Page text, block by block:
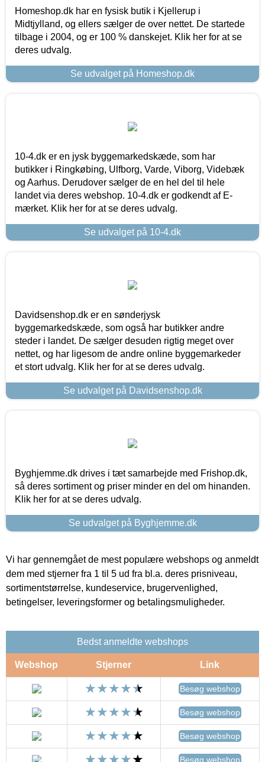
Homeshop.dk har en fysisk butik i Kjellerup i
Midtjylland, og ellers sælger de over nettet. De startede
tilbage i 2004, og er 100 % danskejet. Klik her for at se
deres udvalg.
Se udvalget på Homeshop.dk
10-4.dk er en jysk byggemarkedskæde, som har
butikker i Ringkøbing, Ulfborg, Varde, Viborg, Videbæk
og Aarhus. Derudover sælger de en hel del til hele
landet via deres webshop. 10-4.dk er godkendt af E-
mærket. Klik her for at se deres udvalg.
Se udvalget på 10-4.dk
Davidsenshop.dk er en sønderjysk
byggemarkedskæde, som også har butikker andre
steder i landet. De sælger desuden rigtig meget over
nettet, og har ligesom de andre online byggemarkeder
et stort udvalg. Klik her for at se deres udvalg.
Se udvalget på Davidsenshop.dk
Byghjemme.dk drives i tæt samarbejde med Frishop.dk,
så deres sortiment og priser minder en del om hinanden.
Klik her for at se deres udvalg.
Se udvalget på Byghjemme.dk
Vi har gennemgået de mest populære webshops og anmeldt
dem med stjerner fra 1 til 5 ud fra bl.a. deres prisniveau,
sortimentstørrelse, kundeservice, brugervenlighed,
betingelser, leveringsformer og betalingsmuligheder.
Bedst anmeldte webshops
Webshop Stjerner Link
Besøg webshop
Besøg webshop
Besøg webshop
Besøg webshop